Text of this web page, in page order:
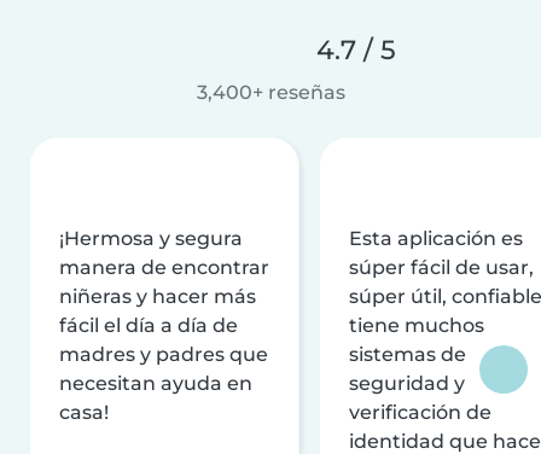
4.7 / 5
3,400+ reseñas
¡Hermosa y segura
manera de encontrar
niñeras y hacer más
fácil el día a día de
madres y padres que
necesitan ayuda en
casa!
Esta aplicación es
súper fácil de usar,
súper útil,
tiene muchos
sistemas de
seguridad y
verificación de
identidad que